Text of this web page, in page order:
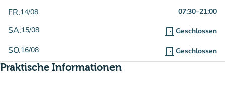
FR.14/08 07:30–21:00
SA.15/08 door_front Geschlossen
SO.16/08 door_front Geschlossen
Praktische Informationen